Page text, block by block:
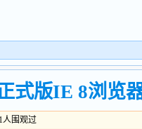
式版IE 8浏览
围观过